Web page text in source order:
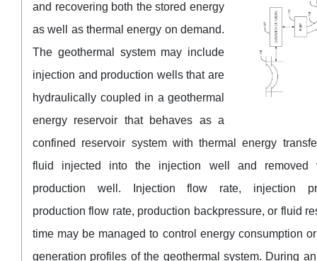
and recovering both the stored energy
as well as thermal energy on demand.
The geothermal system may include
injection and production wells that are
hydraulically coupled in a geothermal
energy reservoir that behaves as a
confined reservoir system with thermal energy
fluid injected into the injection well and removed
production well. Injection flow rate, injection
production flow rate, production backpressure, or fluid
time may be managed to control energy consumption
generation profiles of the geothermal system. During